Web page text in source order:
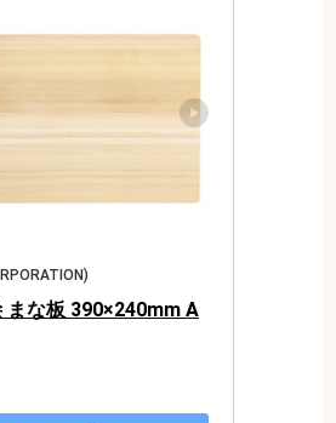
まな板 390×240mm A